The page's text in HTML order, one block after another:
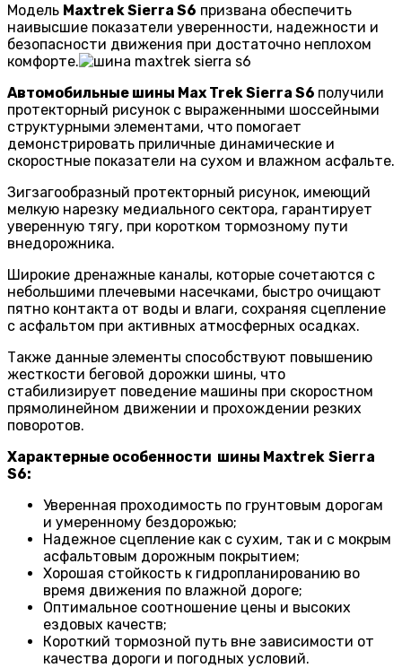
Модель Maxtrek Sierra S6 призвана обеспечить
наивысшие показатели уверенности, надежности и
безопасности движения при достаточно неплохом
комфорте.
Автомобильные шины Max Trek Sierra S6 получили
протекторный рисунок с выраженными шоссейными
структурными элементами, что помогает
демонстрировать приличные динамические и
скоростные показатели на сухом и влажном асфальте.
Зигзагообразный протекторный рисунок, имеющий
мелкую нарезку медиального сектора, гарантирует
уверенную тягу, при коротком тормозному пути
внедорожника.
Широкие дренажные каналы, которые сочетаются с
небольшими плечевыми насечками, быстро очищают
пятно контакта от воды и влаги, сохраняя сцепление
с асфальтом при активных атмосферных осадках.
Также данные элементы способствуют повышению
жесткости беговой дорожки шины, что
стабилизирует поведение машины при скоростном
прямолинейном движении и прохождении резких
поворотов.
Характерные особенности шины Maxtrek Sierra
S6:
Уверенная проходимость по грунтовым дорогам
и умеренному бездорожью;
Надежное сцепление как с сухим, так и с мокрым
асфальтовым дорожным покрытием;
Хорошая стойкость к гидропланированию во
время движения по влажной дороге;
Оптимальное соотношение цены и высоких
ездовых качеств;
Короткий тормозной путь вне зависимости от
качества дороги и погодных условий.